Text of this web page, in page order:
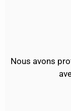
Nous avons